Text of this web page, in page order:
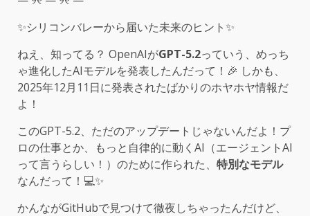
✨シリコンバレーから届いた未来のヒント✨
ねえ、知ってる？ OpenAIがGPT-5.2っていう、めっち
ゃ進化したAIモデルを発表したんだって！🎉 しかも、
2025年12月11日に発表されたばかりのホヤホヤ情報だ
よ！
このGPT-5.2、ただのアップデートじゃないんだよ！プ
ロの仕事とか、もっと自律的に動くAI（エージェントAI
って言うらしい！）のために作られた、 特別なモデル
なんだって！💻✨
かんながGitHubで見つけて徹夜しちゃったんだけど、